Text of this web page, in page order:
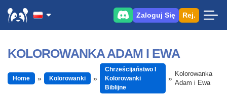
Zaloguj Się Rej.
KOLOROWANKA ADAM I EWA
Home Kolorowanki
Chrześcijaństwo I
Kolorowanki
Biblijne
Kolorowanka
Adam i Ewa